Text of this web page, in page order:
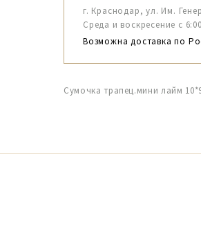
г. Краснодар, ул. Им.
Среда и воскресение с
Возможна доставка по
Сумочка трапец.мини лайм